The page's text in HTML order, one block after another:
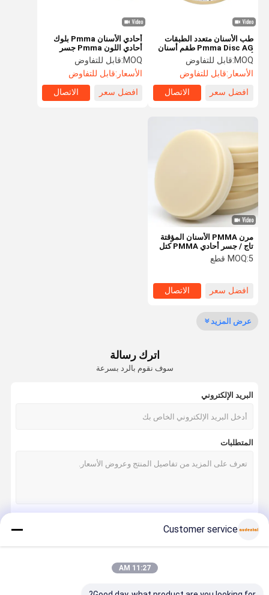
معلومات عنا
مراقبة الجودة اتصل بنا حالات
اطلب اقتباس
كتلة زركونيا الأسنان
كتلة زركونيا متعدد الطبقات
كتلة زركونيا مظللة مسبقا
طب الأسنان متعدد الطبقات
Pmma Disc AG طقم أسنان
95 مللي متر
MOQ: قابل للتفاوض
الأسعار:قابل للتفاوض
افضل سعر
الاتصال
أحادي الأسنان Pmma بلوك
أحادي اللون Pmma جسر
مؤقت 98 مم
MOQ: قابل للتفاوض
الأسعار:قابل للتفاوض
افضل سعر
الاتصال
مرن PMMA الأسنان المؤقتة
تاج / جسر أحادي PMMA كتل
FDA
MOQ:5 قطع
افضل سعر الاتصال
عرض المزيد
اترك رسالة
سوف نقوم بالرد بسرعة
البريد الإلكتروني
المتطلبات
Customer service
11:27 AM